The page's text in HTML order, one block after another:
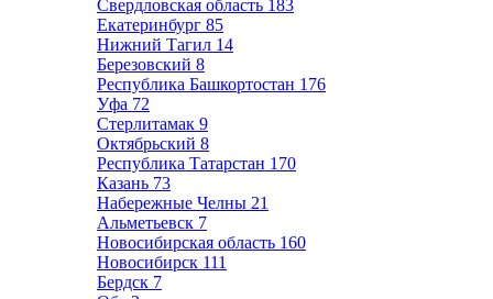
Свердловская область 183
Екатеринбург 85
Нижний Тагил 14
Березовский 8
Республика Башкортостан 176
Уфа 72
Стерлитамак 9
Октябрьский 8
Республика Татарстан 170
Казань 73
Набережные Челны 21
Альметьевск 7
Новосибирская область 160
Новосибирск 111
Бердск 7